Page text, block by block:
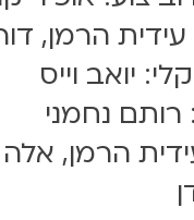
הרמן,
יואב וייס
נחמני
הרמן, אלה